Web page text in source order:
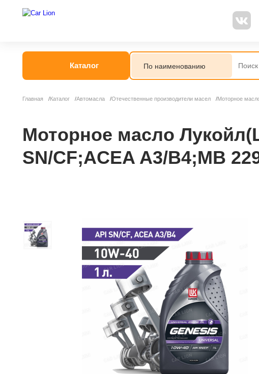
Каталог
Главная Каталог Автомасла Отечественные производители масел Моторное
Моторное масло
SN/CF;ACEA A3/B4;MB